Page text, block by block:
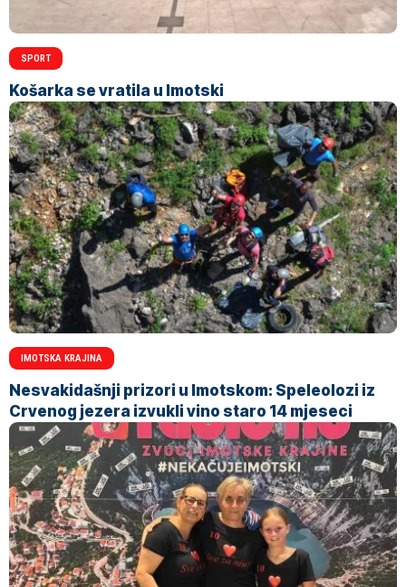
SPORT
Košarka se vratila u Imotski
IMOTSKA KRAJINA
Nesvakidašnji prizori u Imotskom: Speleolozi iz
Crvenog jezera izvukli vino staro 14 mjeseci